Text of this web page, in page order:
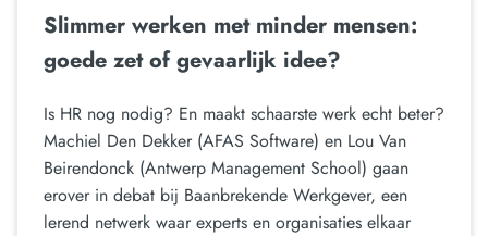
Slimmer werken met minder mensen:
goede zet of gevaarlijk idee?
Is HR nog nodig? En maakt schaarste werk echt beter?
Machiel Den Dekker (AFAS Software) en Lou Van
Beirendonck (Antwerp Management School) gaan
erover in debat bij Baanbrekende Werkgever, een
lerend netwerk waar experts en organisaties elkaar